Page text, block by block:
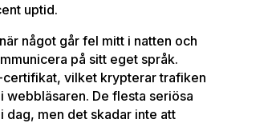
uptid.
något går fel mitt i natten och
på sitt eget språk.
vilket krypterar trafiken
webbläsaren. De flesta seriösa
dag, men det skadar inte att